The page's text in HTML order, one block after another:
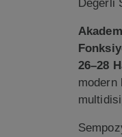
Değerli
26–28
modern